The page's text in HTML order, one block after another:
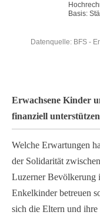
Basis:
Datenquelle: BFS -
Erwachsene Kinder
finanziell unterstützen
Welche Erwartungen
der Solidarität
Luzerner Bevölkerung
Enkelkinder betreuen
sich die Eltern und